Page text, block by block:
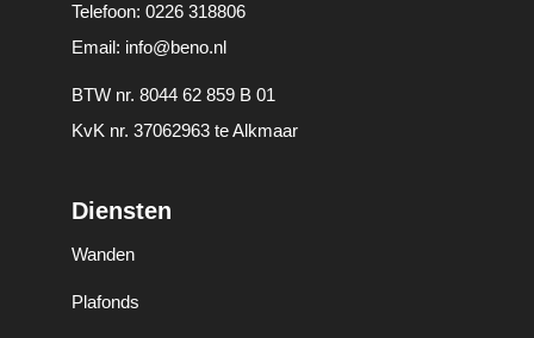
Telefoon: 0226 318806
Email: info@beno.nl
BTW nr. 8044 62 859 B 01
KvK nr. 37062963 te Alkmaar
Diensten
Wanden
Plafonds